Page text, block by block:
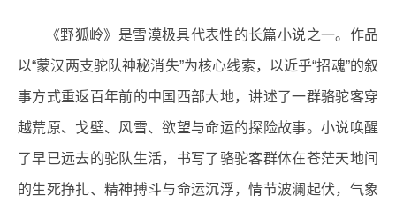
《野狐岭》是雪漠极具代表性的长篇小说之一。作品
以“蒙汉两支驼队神秘消失”为核心线索，以近乎“招魂”的叙
事方式重返百年前的中国西部大地，讲述了一群骆驼客穿
越荒原、戈壁、风雪、欲望与命运的探险故事。小说唤醒
了早已远去的驼队生活，书写了骆驼客群体在苍茫天地间
的生死挣扎、精神搏斗与命运沉浮，情节波澜起伏，气象